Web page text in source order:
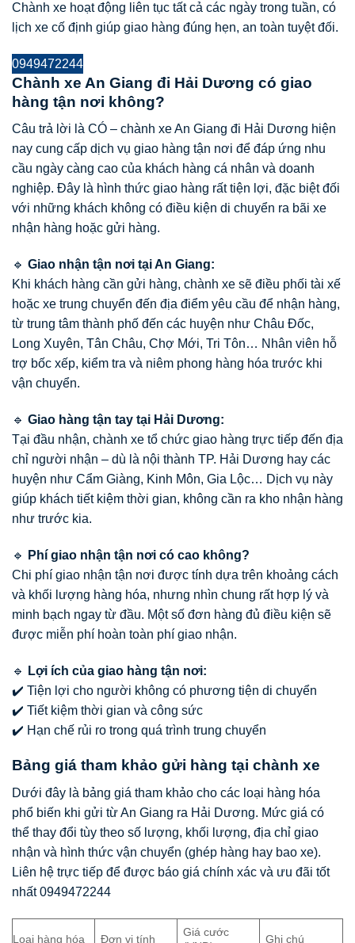
Chành xe hoạt động liên tục tất cả các ngày trong tuần, có
lịch xe cố định giúp giao hàng đúng hẹn, an toàn tuyệt đối.
0949472244
Chành xe An Giang đi Hải Dương có giao
hàng tận nơi không?
Câu trả lời là CÓ – chành xe An Giang đi Hải Dương hiện
nay cung cấp dịch vụ giao hàng tận nơi để đáp ứng nhu
cầu ngày càng cao của khách hàng cá nhân và doanh
nghiệp. Đây là hình thức giao hàng rất tiện lợi, đặc biệt đối
với những khách không có điều kiện di chuyển ra bãi xe
nhận hàng hoặc gửi hàng.
🔹 Giao nhận tận nơi tại An Giang:
Khi khách hàng cần gửi hàng, chành xe sẽ điều phối tài xế
hoặc xe trung chuyển đến địa điểm yêu cầu để nhận hàng,
từ trung tâm thành phố đến các huyện như Châu Đốc,
Long Xuyên, Tân Châu, Chợ Mới, Tri Tôn… Nhân viên hỗ
trợ bốc xếp, kiểm tra và niêm phong hàng hóa trước khi
vận chuyển.
🔹 Giao hàng tận tay tại Hải Dương:
Tại đầu nhận, chành xe tổ chức giao hàng trực tiếp đến địa
chỉ người nhận – dù là nội thành TP. Hải Dương hay các
huyện như Cẩm Giàng, Kinh Môn, Gia Lộc… Dịch vụ này
giúp khách tiết kiệm thời gian, không cần ra kho nhận hàng
như trước kia.
🔹
Phí giao nhận tận nơi có cao không?
Chi phí giao nhận tận nơi được tính dựa trên khoảng cách
và khối lượng hàng hóa, nhưng nhìn chung rất hợp lý và
minh bạch ngay từ đầu. Một số đơn hàng đủ điều kiện sẽ
được miễn phí hoàn toàn phí giao nhận.
🔹
Lợi ích của giao hàng tận nơi:
✔️ Tiện lợi cho người không có phương tiện di chuyển
✔️ Tiết kiệm thời gian và công sức
✔️ Hạn chế rủi ro trong quá trình trung chuyển
Bảng giá tham khảo gửi hàng tại chành xe
Dưới đây là bảng giá tham khảo cho các loại hàng hóa
phổ biến khi gửi từ An Giang ra Hải Dương. Mức giá có
thể thay đổi tùy theo số lượng, khối lượng, địa chỉ giao
nhận và hình thức vận chuyển (ghép hàng hay bao xe).
Liên hệ trực tiếp để được báo giá chính xác và ưu đãi tốt
nhất 0949472244
Loại hàng hóa Đơn vị tính
Giá cước
Ghi chú